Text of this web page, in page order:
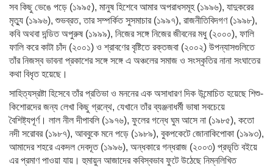
সব কিছু ভেঙে পড়ে (১৯৯৫), মানুষ হিশেবে আমার অপরাধসমূহ (১৯৯৬), যাদুকরের
মৃত্যু (১৯৯৬), শুভব্রত, তার সম্পর্কিত সুসমাচার (১৯৯৭), রাজনীতিবিদগণ (১৯৯৮),
কবি অথবা দন্ডিত অপুরুষ (১৯৯৯), নিজের সঙ্গে নিজের জীবনের মধু (২০০০), ফালি
ফালি করে কাটা চাঁদ (২০০১) ও শ্রাবণের বৃষ্টিতে রক্তজবা (২০০২) উপন্যাসগুলিতে
তাঁর নিজস্ব ভাবনা প্রকাশের সঙ্গে সঙ্গে এ অঞ্চলের সমাজ ও সংস্কৃতির নানা সংঘাতের
কথা বিধৃত হয়েছে।
সাহিত্যস্রষ্টা হিসেবে তাঁর প্রতিভা ও মননের এক অসাধারণ দিক উন্মোচিত হয়েছে শিশু-
কিশোরদের জন্য লেখা কিছু গ্রন্থে, যেখানে তাঁর ব্যঞ্জনাধর্মী ভাষা সবচেয়ে
বৈশিষ্ট্যপূর্ণ। লাল নীল দীপাবলি (১৯৭৬), ফুলের গন্ধে ঘুম আসে না (১৯৮৫), কতো
নদী সরোবর (১৯৮৭), আববুকে মনে পড়ে (১৯৮৯), বুকপকেটে জোনাকিপোকা (১৯৯৩),
আমাদের শহরে একদল দেবদূত (১৯৯৬), অন্ধকারে গন্ধরাজ (২০০৩) প্রভৃতি বইয়ে
এর প্রমাণ পাওয়া যায়। হুমায়ুন আজাদের কবিস্বভাব ফুটে উঠেছে নিম্নলিখিত